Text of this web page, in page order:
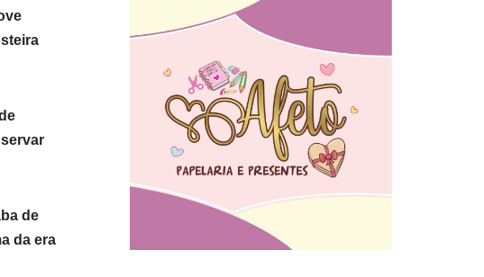
de
da era